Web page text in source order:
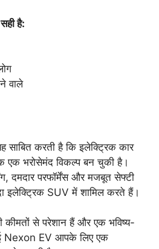
है:
वाले
करती है कि इलेक्ट्रिक कार
एक भरोसेमंद विकल्प बन चुकी है।
दमदार परफॉर्मेंस और मजबूत सेफ्टी
इलेक्ट्रिक SUV में शामिल करते हैं।
से परेशान हैं और एक भविष्य-
Nexon EV आपके लिए एक